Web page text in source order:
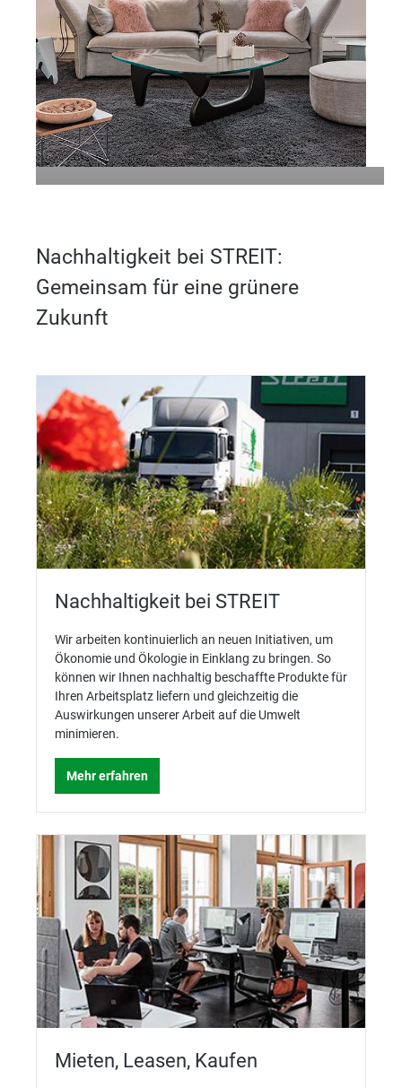
Mehr erfahren
Nachhaltigkeit bei STREIT:
Gemeinsam für eine grünere
Zukunft
Nachhaltigkeit bei STREIT
Wir arbeiten kontinuierlich an neuen Initiativen, um
Ökonomie und Ökologie in Einklang zu bringen. So
können wir Ihnen nachhaltig beschaffte Produkte für
Ihren Arbeitsplatz liefern und gleichzeitig die
Auswirkungen unserer Arbeit auf die Umwelt
minimieren.
Mehr erfahren
Mieten, Leasen, Kaufen